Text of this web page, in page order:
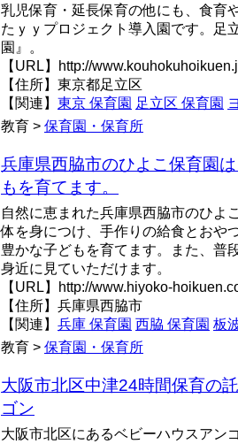
乳児保育・延長保育の他にも、食育
たｙｙプロジェクト導入園です。足
園』。
【URL】http://
【住所】東京都足立区
【関連】 東京 保育園 足立区 保育園
教育 > 保育園・保育所
兵庫県西脇市のひよこ保育園
もを育てます。
自然に恵まれた兵庫県西脇市のひよ
体を身につけ、手作りの給食とおや
豊かな子どもを育てます。また、普
身近に見ていただけます。
【URL】http://www.hiyoko-
【住所】兵庫県西脇市
【関連】 兵庫 保育園 西脇 保育園 板
教育 > 保育園・保育所
大阪市北区中津24時間保育の
ゴン
大阪市北区にあるベビーハウスアン